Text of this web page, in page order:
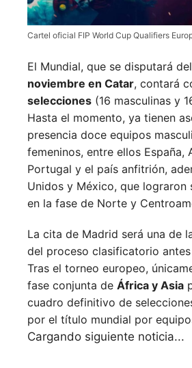
Cartel oficial FIP World Cup Qualifiers
El Mundial, que se disputará del
noviembre en Catar, contará
selecciones (16 masculinas y
Hasta el momento, ya tienen
presencia doce equipos
femeninos, entre ellos España,
Portugal y el país anfitrión,
Unidos y México, que lograron
en la fase de Norte y
La cita de Madrid será una de
del proceso clasificatorio
Tras el torneo europeo,
fase conjunta de África y Asia
cuadro definitivo de
por el título mundial por